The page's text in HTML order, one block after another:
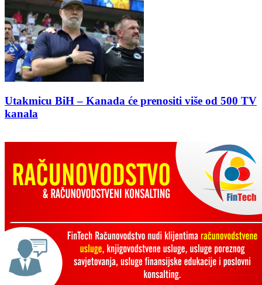
Utakmicu BiH – Kanada će prenositi više od 500 TV
kanala